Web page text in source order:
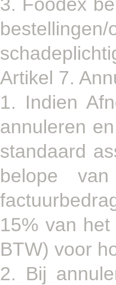
Artikel 7.
1. Indien
annuleren
standaard
belope
15% van
BTW) voor
2. Bij